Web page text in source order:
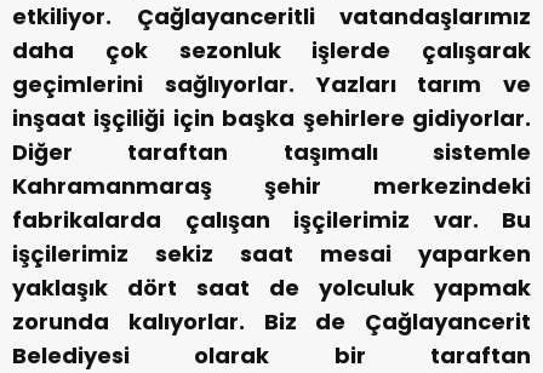
etkiliyor. Çağlayanceritli vatandaşlarımız
daha çok sezonluk işlerde çalışarak
geçimlerini sağlıyorlar. Yazları tarım ve
inşaat işçiliği için başka şehirlere gidiyorlar.
Diğer taraftan taşımalı sistemle
Kahramanmaraş şehir merkezindeki
fabrikalarda çalışan işçilerimiz var. Bu
işçilerimiz sekiz saat mesai yaparken
yaklaşık dört saat de yolculuk yapmak
zorunda kalıyorlar. Biz de Çağlayancerit
Belediyesi olarak bir taraftan